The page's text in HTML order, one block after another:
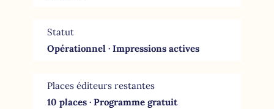
Statut
Opérationnel · Impressions actives
Places éditeurs restantes
10 places · Programme gratuit